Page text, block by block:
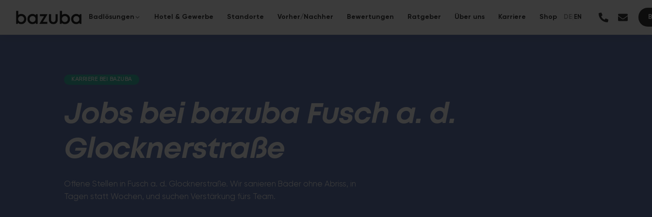
KARRIERE BEI BAZUBA
Jobs bei bazuba Fusch a. d.
Glocknerstraße
Offene Stellen in Fusch a. d. Glocknerstraße. Wir sanieren Bäder ohne Abriss, in
Tagen statt Wochen, und suchen Verstärkung fürs Team.
Badlösungen
Alles aus einer Hand
Teilsanierung
Gezielt & schnell
›
In nur 5 Tagen zum modernen Bad ohne Fliesen – nahtlose Mineralwerkstoff-
Oberflächen.
Hotel & Gewerbe Standorte Vorher/Nachher Bewertungen Ratgeber Über uns Karriere Shop EN